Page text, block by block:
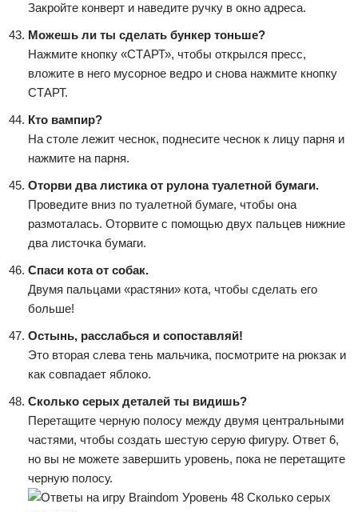
Закройте конверт и наведите ручку в окно адреса.
Можешь ли ты сделать бункер тоньше?
Нажмите кнопку «СТАРТ», чтобы открылся пресс,
вложите в него мусорное ведро и снова нажмите кнопку
СТАРТ.
Кто вампир?
На столе лежит чеснок, поднесите чеснок к лицу парня и
нажмите на парня.
Оторви два листика от рулона туалетной бумаги.
Проведите вниз по туалетной бумаге, чтобы она
размоталась. Оторвите с помощью двух пальцев нижние
два листочка бумаги.
Спаси кота от собак.
Двумя пальцами «растяни» кота, чтобы сделать его
больше!
Остынь, расслабься и сопоставляй!
Это вторая слева тень мальчика, посмотрите на рюкзак и
как совпадает яблоко.
Сколько серых деталей ты видишь?
Перетащите черную полосу между двумя центральными
частями, чтобы создать шестую серую фигуру. Ответ 6,
но вы не можете завершить уровень, пока не перетащите
черную полосу.